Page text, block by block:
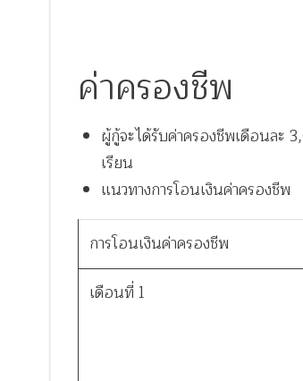
ค่าครองชีพ
ผู้กู้จะได้รับค่าครองชีพเดือนละ
เรียน
แนวทางการโอนเงินค่าครองชีพ
การโอนเงินค่าครองชีพ
เดือนที่ 1